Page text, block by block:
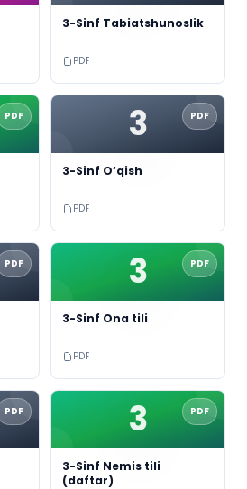
3-Sinf Tabiatshunoslik
PDF
PDF 3 PDF
3-Sinf O‘qish
PDF
PDF 3 PDF
3-Sinf Ona tili
PDF
PDF 3 PDF
3-Sinf Nemis tili
(daftar)